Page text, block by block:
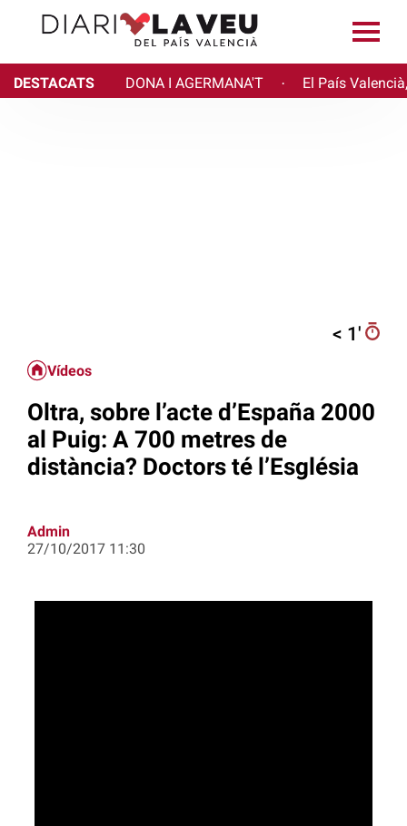
DESTACATS DONA I AGERMANA'T · El País
< 1′
Vídeos
Oltra, sobre l’acte d’España 2000
al Puig: A 700 metres de
distància? Doctors té l’Església
Admin
27/10/2017 11:30